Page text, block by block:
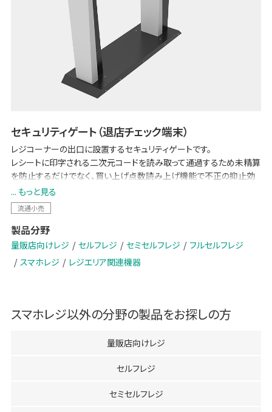
セキュリティゲート（退店チェック端末）
レジコーナーの出口に設置するセキュリティゲートです。
レシートに印字される二次元コードを読み取って通過するため未精算
を防止するだけでなく、買い上げ点数読み上げ機能で不正の抑止効
果も期待できます。
セキュリティゲートは、今後も拡大するセルフレジ運用に欠かすことの
できないセキュリティ対策と、アテンダント業務の削減で店舗運営を支
えます。
... もっと見る
流通小売
製品分野
量販店向けレジ セルフレジ セミセルフレジ
フルセルフレジ
スマホレジ
レジエリア関連機器
スマホレジ以外の分野の製品をお探しの方
量販店向けレジ
セルフレジ
セミセルフレジ